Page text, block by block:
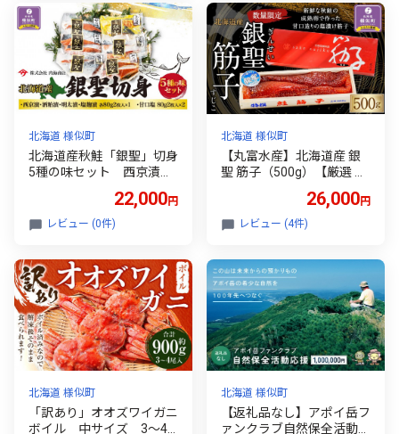
海道産鮭 様似町 】
北海道 様似町
北海道産秋鮭「銀聖」切身
5種の味セット 西京漬
塩 【鮭 シャケ しゃけ sa
ke SAKE 西京漬 酒粕漬 明
朝食 夕食 アレンジレシピ
新鮮 北海道産鮭 様似町 】
22,000円
レビュー (0件)
北海道 様似町
【丸富水産】北海道産 銀
聖 筋子（500g）【厳選 筋
凍 鮭 べにさけ すじ子 すじ
こ すじこ 魚卵 海鮮 おかず
道 様似町】
26,000円
レビュー (4件)
北海道 様似町
「訳あり」オオズワイガニ
ボイル 中サイズ 3～4
北海道 様似町
【返礼品なし】アポイ岳フ
ァンクラブ自然保全活動応